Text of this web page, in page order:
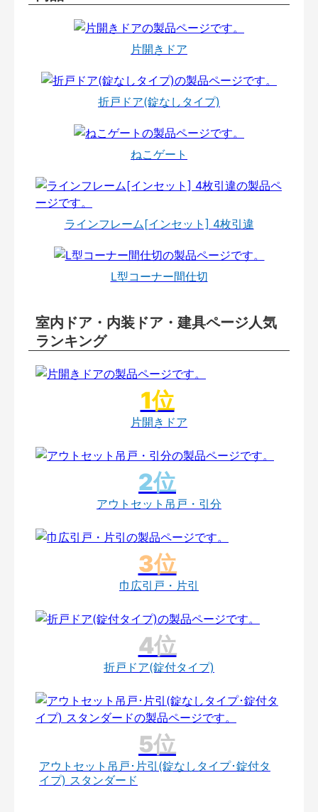
片開きドア
折戸ドア(錠なしタイプ)
ねこゲート
ラインフレーム[インセット] 4枚引違
L型コーナー間仕切
室内ドア・内装ドア・建具ページ人気
ランキング
片開きドア
アウトセット吊戸・引分
巾広引戸・片引
折戸ドア(錠付タイプ)
アウトセット吊戸･片引(錠なしタイプ･錠付タ
イプ) スタンダード